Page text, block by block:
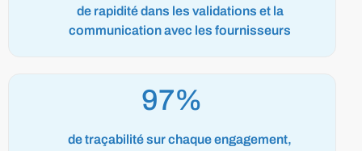
de rapidité dans les validations et la
communication avec les fournisseurs
99%
de traçabilité sur chaque engagement,